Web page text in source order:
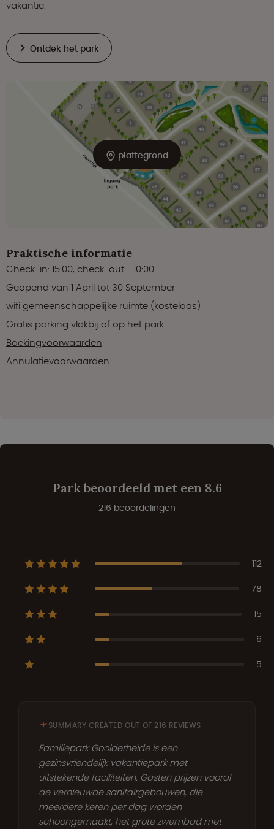
vakantie.
Ontdek het park
plattegrond
Praktische informatie
Check-in: 15:00, check-out: -10:00
Geopend van 1 April tot 30 September
wifi gemeenschappelijke ruimte (kosteloos)
Gratis parking vlakbij of op het park
Boekingvoorwaarden
Annulatievoorwaarden
Park beoordeeld met een 8.6
216 beoordelingen
112
78
15
6
5
SUMMARY CREATED OUT OF 216 REVIEWS
Familiepark Goolderheide is een
gezinsvriendelijk vakantiepark met
uitstekende faciliteiten. Gasten prijzen vooral
de vernieuwde sanitairgebouwen, die
meerdere keren per dag worden
schoongemaakt, het grote zwembad met